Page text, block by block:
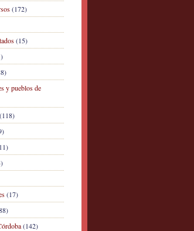
(172)
(15)
y pueblos de
(118)
(17)
(142)